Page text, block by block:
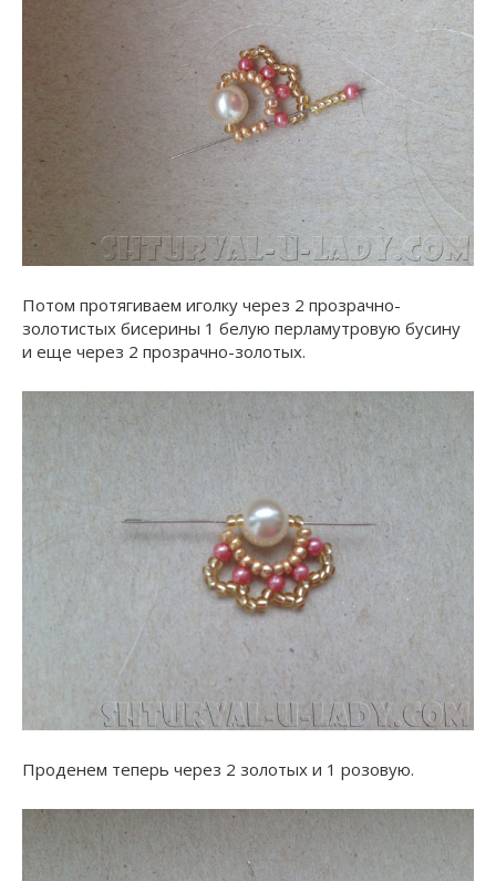
Потом протягиваем иголку через 2 прозрачно-
золотистых бисерины 1 белую перламутровую бусину
и еще через 2 прозрачно-золотых.
Проденем теперь через 2 золотых и 1 розовую.